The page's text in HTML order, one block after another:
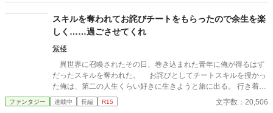
くちゃチート能力であることがわかり―― 父親や兄達の耐えが
たいイジメから解放されたルークは、この大自然の中で第二の人
生を謳歌することを決意する。 可愛らしいキツネに、偶然助け
た美少女冒険者など、数々の出会いを経て森の中で冒険者達向け
の宿屋を開業し、暖かな人々に囲まれて今日も生きていく。 そ
の一方。ルークを追放した伯爵家は、次々と災難が降りかかり破
滅の一途を辿っていくことに。 これは、一度目の人生を地獄の
中で過ごした少年が、今度こそ温かい人々に触れて暮らしていく
物語。 ※本作はカクヨム、ノベマ！でも公開しています。
スキルを奪われてお詫びチートをもらったので余生を楽
しく……過ごさせてくれ
紫楼
異世界に召喚されたその日、巻き込まれた青年に俺が得るはず
だったスキルを奪われた。 お詫びとしてチートスキルを授かっ
た俺は、第二の人生くらい好きに生きようと旅に出る。 行き着い
た先は、寂れた町の場末の酒場だ。 なぜか客は男ばかりだが、
日雇い冒険者や恐妻家の肉屋たちとの気楽な毎日は悪くない。
ファンタジー 連載中 長編 R15 文字数：20,506